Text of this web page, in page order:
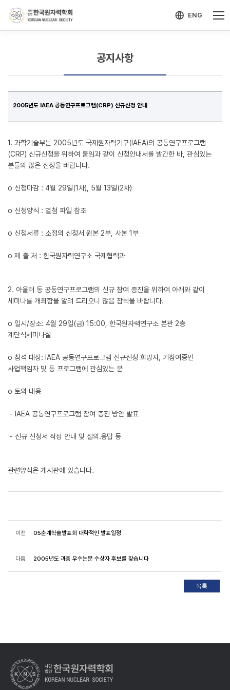
ENG
공지사항
2005년도 IAEA 공동연구프로그램(CRP) 신규신청 안내
1. 과학기술부는 2005년도 국제원자력기구(IAEA)의 공동연구프로그램
(CRP) 신규신청을 위하여 붙임과 같이 신청안내서를 발간한 바, 관심있는
분들의 많은 신청을 바랍니다.
o 신청마감 : 4월 29일(1차), 5월 13일(2차)
o 신청양식 : 별첨 파일 참조
o 신청서류 : 소정의 신청서 원본 2부, 사본 1부
o 제 출 처 : 한국원자력연구소 국제협력과
2. 아울러 동 공동연구프로그램의 신규 참여 증진을 위하여 아래와 같이
세미나를 개최함을 알려 드리오니 많음 참석을 바랍니다.
o 일시/장소: 4월 29일(금) 15:00, 한국원자력연구소 본관 2층
계단식세미나실
o 참석 대상: IAEA 공동연구프로그램 신규신청 희망자, 기참여중인
사업책임자 및 동 프로그램에 관심있는 분
o 토의 내용
­ - IAEA 공동연구프로그램 참여 증진 방안 발표
­ - 신규 신청서 작성 안내 및 질의․응답 등
관련양식은 게시판에 있습니다.
이전 05춘계학술발표회 대략적인 발표일정
다음 2005년도 과총 우수논문 수상자 후보를 찾습니다